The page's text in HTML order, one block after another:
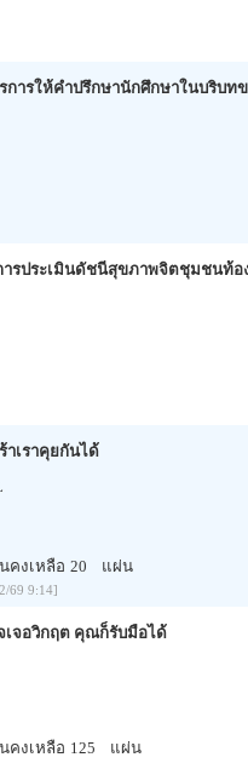
ารให้คำปรึกษานักศึกษาในบริบท
ารประเมินดัชนีสุขภาพจิตชุมชนท้อ
าเราคุยกันได้
คงเหลือ 20 แผ่น
69 9:14]
เจอวิกฤต คุณก็รับมือได้
คงเหลือ 125 แผ่น